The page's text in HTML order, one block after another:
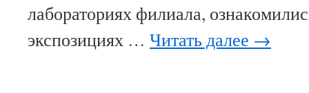
лабораториях филиала,
экспозициях … Читать далее →